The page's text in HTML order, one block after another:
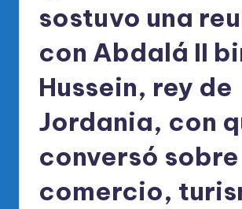
R
M
sostuvo una
con Abdalá II
Hussein, rey de
Jordania, con
conversó sobre
comercio,